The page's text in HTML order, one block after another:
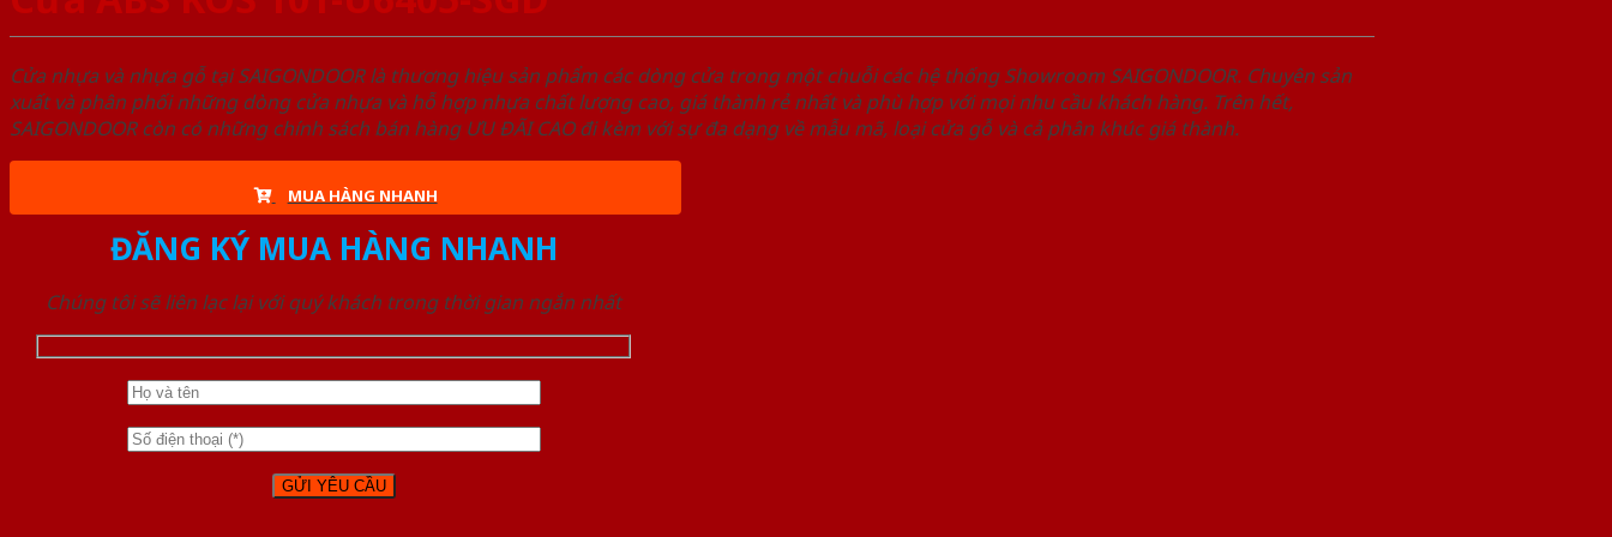
Cửa nhựa và nhựa gỗ tại SAIGONDOOR là thương hiệu sản phẩm các dòng cửa trong một chuỗi các hệ thống Showroom SAIGONDOOR. Chuyên sản
xuất và phân phối những dòng cửa nhựa và hỗ hợp nhựa chất lượng cao, giá thành rẻ nhất và phù hợp với mọi nhu cầu khách hàng. Trên hết,
SAIGONDOOR còn có những chính sách bán hàng ƯU ĐÃI CAO đi kèm với sự đa dạng về mẫu mã, loại cửa gỗ và cả phân khúc giá thành.
MUA HÀNG NHANH
ĐĂNG KÝ MUA HÀNG NHANH
Chúng tôi sẽ liên lạc lại với quý khách trong thời gian ngắn nhất